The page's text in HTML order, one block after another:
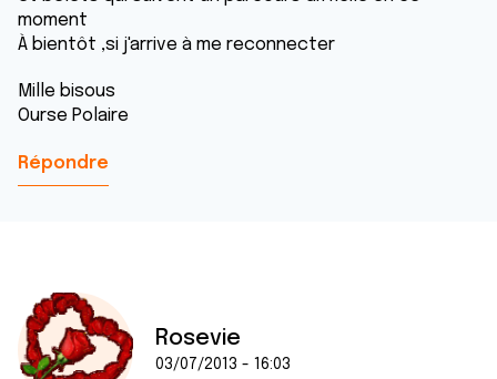
moment
À bientôt ,si j'arrive à me reconnecter
Mille bisous
Ourse Polaire
Répondre
Rosevie
03/07/2013 - 16:03